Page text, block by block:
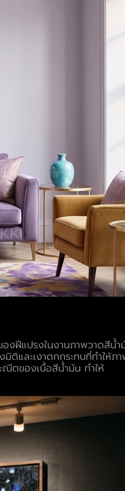
งฝีแปรงในงานภาพวาดสีน้ำ
และเงาตกกระทบที่ทำให้ภ
ณีตของเนื้อสีน้ำมัน ทำให้